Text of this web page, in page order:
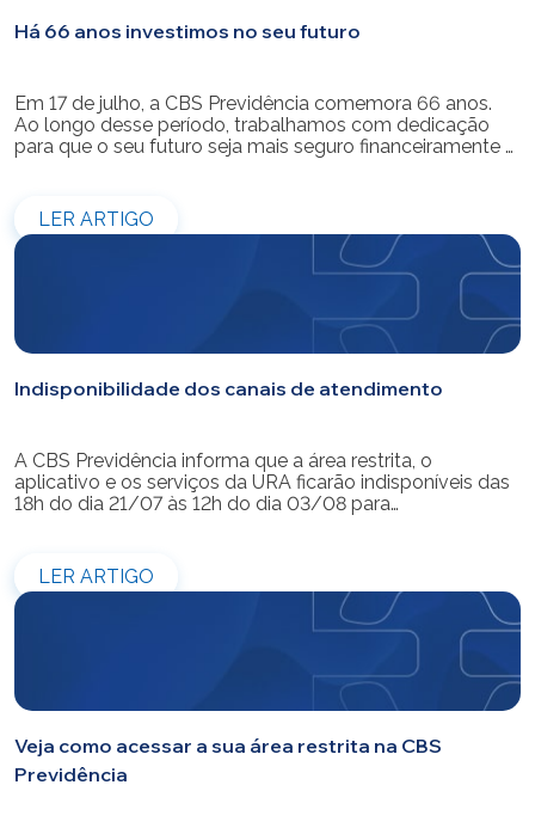
Há 66 anos investimos no seu futuro
Em 17 de julho, a CBS Previdência comemora 66 anos.
Ao longo desse período, trabalhamos com dedicação
para que o seu futuro seja mais seguro financeiramente e
eficiência e transparência os recursos dos nossos mais
de 39 mil participantes. Temos […]
LER ARTIGO
Indisponibilidade dos canais de atendimento
A CBS Previdência informa que a área restrita, o
aplicativo e os serviços da URA ficarão indisponíveis das
18h do dia 21/07 às 12h do dia 03/08 para
entre os dias 22/07 e 31/07. Reforçamos que as
simulações e contratações de empréstimos […]
LER ARTIGO
Veja como acessar a sua área restrita na CBS
Previdência